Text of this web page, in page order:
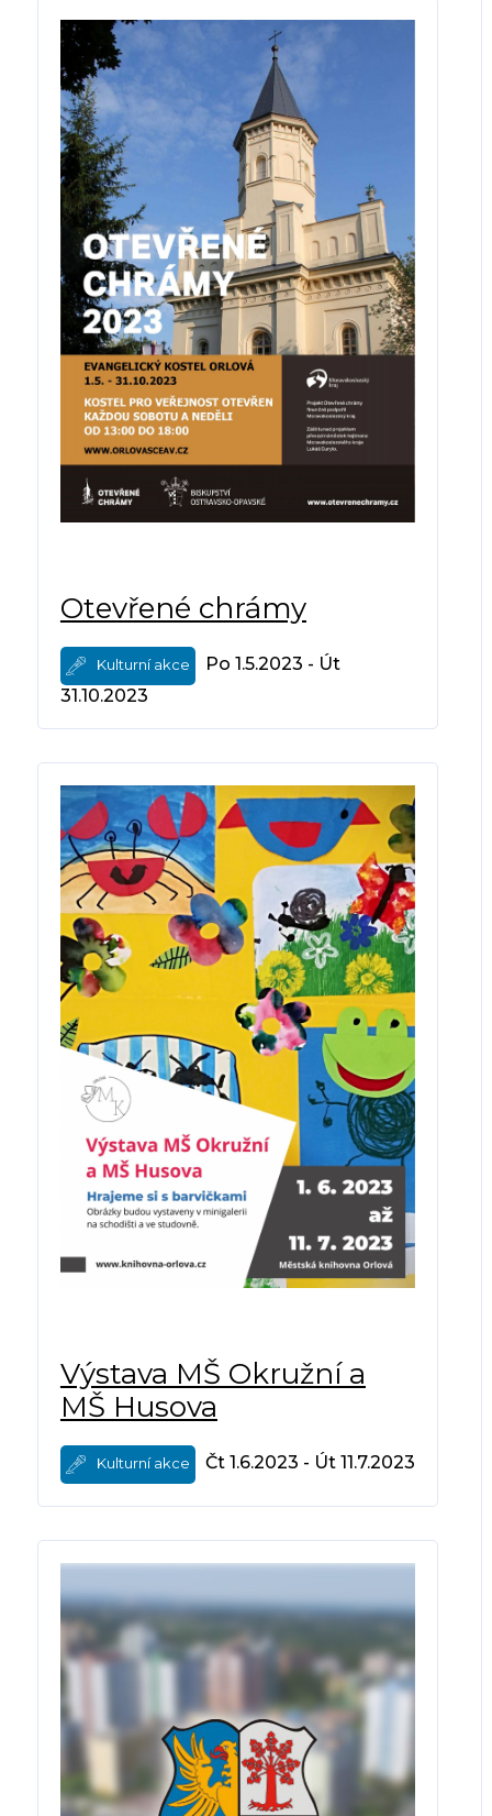
Otevřené chrámy
Kulturní akce
Po 1.5.2023 - Út
31.10.2023
Výstava MŠ Okružní a
MŠ Husova
Kulturní akce Čt 1.6.2023 - Út 11.7.2023